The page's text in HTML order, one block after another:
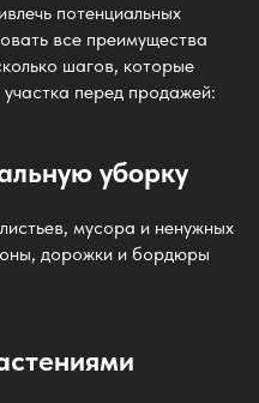
потенциальных
все преимущества
шагов, которые
перед продажей:
уборку
мусора и ненужных
дорожки и бордюры